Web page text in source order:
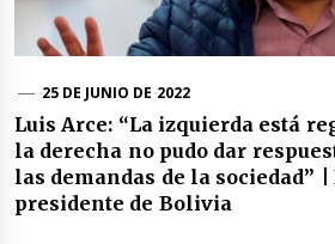
25 DE JUNIO DE 2022
Luis Arce: “La izquierda está
la derecha no pudo dar
las demandas de la sociedad”
presidente de Bolivia